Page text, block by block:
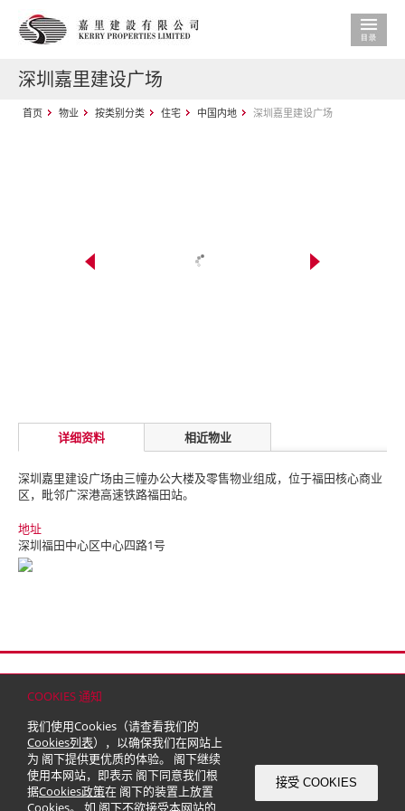
COOKIES 通知
我们使用Cookies（请查看我们的
Cookies列表），以确保我们在网站上
为 阁下提供更优质的体验。 阁下继续
使用本网站，即表示 阁下同意我们根
据Cookies政策在 阁下的装置上放置
Cookies。 如 阁下不欲接受本网站的
接受 COOKIES
深圳嘉里建设广场
首页 物业 按类别分类 住宅 中国内地 深圳嘉里建设广场
详细资料 相近物业
深圳嘉里建设广场由三幢办公大楼及零售物业组成，位于福田核心商业
区，毗邻广深港高速铁路福田站。
地址
深圳福田中心区中心四路1号
© 2026 嘉里建设有限公司 (于百慕达注册成立之有限公司)